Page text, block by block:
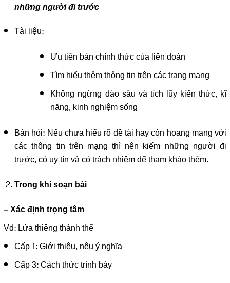
những người đi trước
Tài liệu:
Ưu tiên bản chính thức của liên đoàn
Tìm hiểu thêm thông tin trên các trang mạng
Không ngừng đào sâu và tích lũy kiến thức, kĩ
năng, kinh nghiệm sống
Bàn hỏi: Nếu chưa hiểu rõ đề tài hay còn hoang mang với
các thông tin trên mạng thì nên kiếm những người đi
trước, có uy tín và có trách nhiệm để tham khảo thêm.
Trong khi soạn bài
– Xác định trọng tâm
Vd: Lửa thiêng thánh thể
Cấp 1: Giới thiệu, nêu ý nghĩa
Cấp 3: Cách thức trình bày